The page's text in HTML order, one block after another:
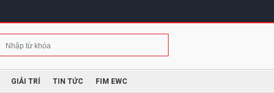
GIẢI TRÍ TIN TỨC FIM EWC